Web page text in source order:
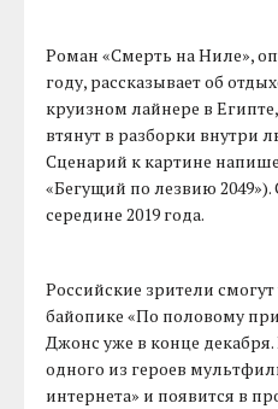
Роман «Смерть на Ниле»,
году, рассказывает об
круизном лайнере в
втянут в разборки внутри
Сценарий к картине
«Бегущий по лезвию
середине 2019 года.
Российские зрители
байопике «По половому
Джонс уже в конце декабря.
одного из героев
интернета» и появится в